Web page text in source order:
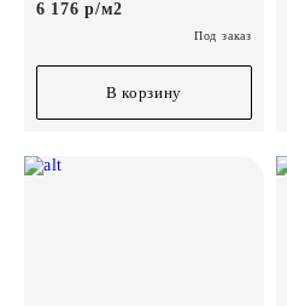
6 176 р/м2
Под заказ
В корзину